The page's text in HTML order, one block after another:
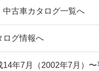
中古車カタログ一覧へ
ログ情報へ
14年7月（2002年7月）〜